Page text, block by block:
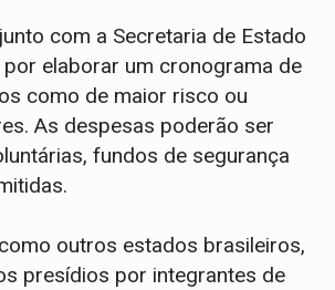
com a Secretaria de Estado
elaborar um cronograma de
como de maior risco ou
As despesas poderão ser
fundos de segurança
outros estados brasileiros,
presídios por integrantes de